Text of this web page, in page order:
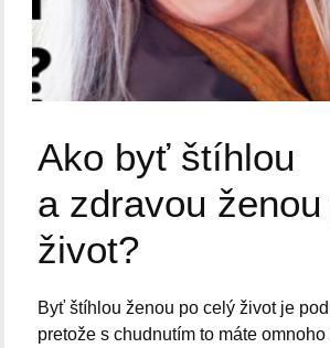
Ako byť štíhlou
a zdravou
život?
Byť štíhlou ženou po celý život je
pretože s chudnutím to máte